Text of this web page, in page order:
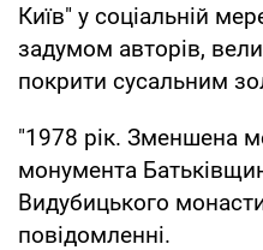
Київ" у соціальній
задумом авторів,
покрити сусальним
"1978 рік. Зменшена
монумента
Видубицького
повідомленні.